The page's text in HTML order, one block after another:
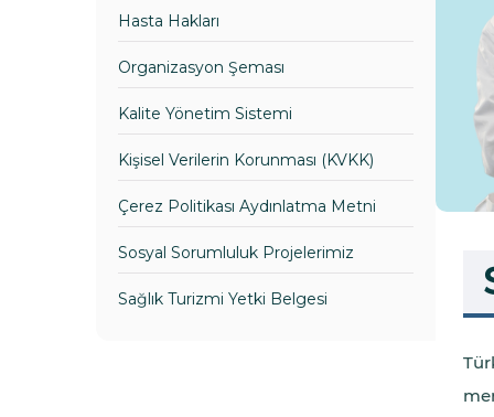
Hasta Hakları
Organizasyon Şeması
Kalite Yönetim Sistemi
Kişisel Verilerin Korunması (KVKK)
Çerez Politikası Aydınlatma Metni
Sosyal Sorumluluk Projelerimiz
Sağlık Turizmi Yetki Belgesi